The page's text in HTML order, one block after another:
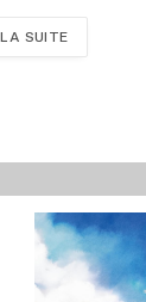
SUITE